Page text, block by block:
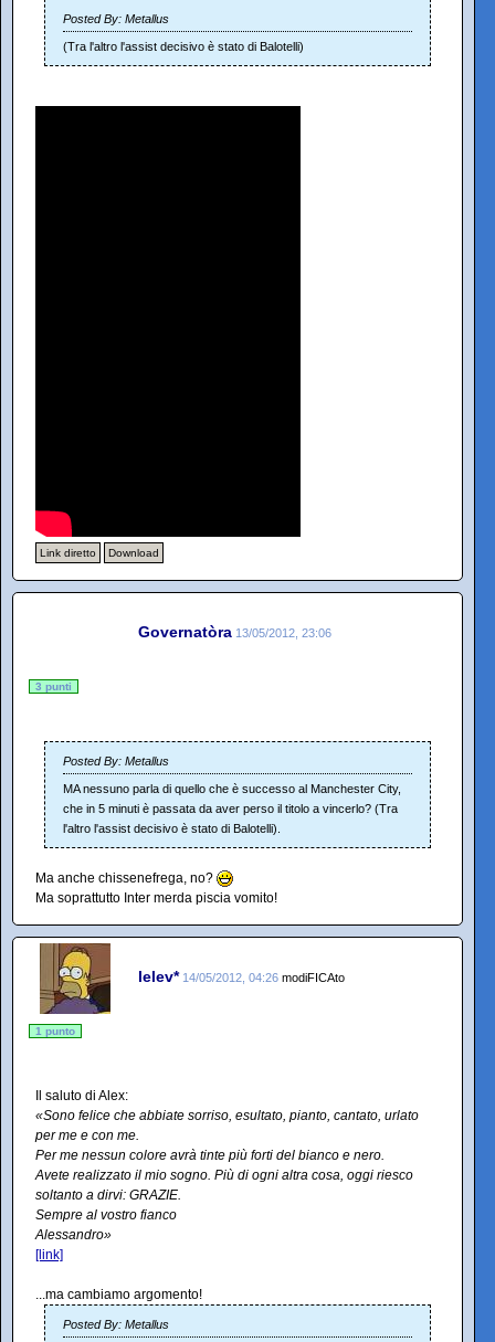
Posted By: Metallus
(Tra l'altro l'assist decisivo è stato di Balotelli)
Link diretto Download
Governatòra 13/05/2012, 23:06
3 punti
Posted By: Metallus
MA nessuno parla di quello che è successo al Manchester City,
che in 5 minuti è passata da aver perso il titolo a vincerlo? (Tra
l'altro l'assist decisivo è stato di Balotelli).
Ma anche chissenefrega, no?
Ma soprattutto Inter merda piscia vomito!
lelev* 14/05/2012, 04:26 modiFICAto
1 punto
Il saluto di Alex:
«Sono felice che abbiate sorriso, esultato, pianto, cantato, urlato
per me e con me.
Per me nessun colore avrà tinte più forti del bianco e nero.
Avete realizzato il mio sogno. Più di ogni altra cosa, oggi riesco
soltanto a dirvi: GRAZIE.
Sempre al vostro fianco
Alessandro»
[link]
...ma cambiamo argomento!
Posted By: Metallus